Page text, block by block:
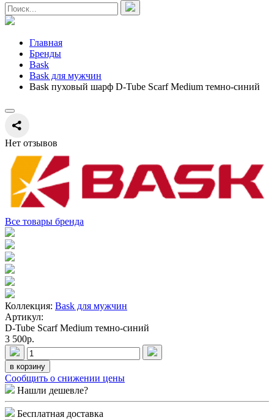
Главная
Бренды
Bask
Bask для мужчин
Bask пуховый шарф D-Tube Scarf Medium темно-синий
Нет отзывов
Все товары бренда
Коллекция: Bask для мужчин
Артикул:
D-Tube Scarf Medium темно-синий
3 500p.
в корзину
Сообщить о снижении цены
Нашли дешевле?
Бесплатная доставка